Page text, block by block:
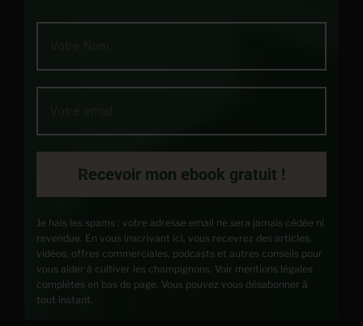
Recevoir mon ebook gratuit !
Je hais les spams : votre adresse email ne sera jamais cédée ni
revendue. En vous inscrivant ici, vous recevrez des articles,
vidéos, offres commerciales, podcasts et autres conseils pour
vous aider à cultiver les champignons. Voir mentions légales
complètes en bas de page. Vous pouvez vous désabonner à
tout instant.